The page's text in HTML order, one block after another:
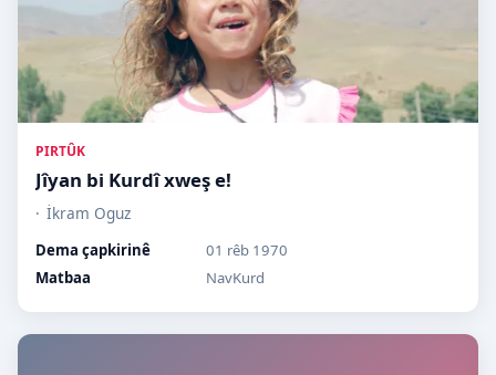
PIRTÛK
Jîyan bi Kurdî xweş e!
İkram Oguz
Dema çapkirinê
01 rêb 1970
Matbaa
NavKurd